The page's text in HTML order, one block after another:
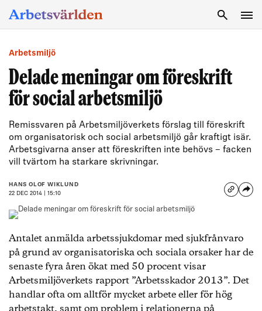
Arbetsmiljö
Delade meningar om föreskrift
för social arbetsmiljö
Remissvaren på Arbetsmiljöverkets förslag till föreskrift
om organisatorisk och social arbetsmiljö går kraftigt isär.
Arbetsgivarna anser att föreskriften inte behövs – facken
vill tvärtom ha starkare skrivningar.
HANS OLOF WIKLUND
22 DEC 2014 | 15:10
Antalet anmälda arbetssjukdomar med sjukfrånvaro
på grund av organisatoriska och sociala orsaker har de
senaste fyra åren ökat med 50 procent visar
Arbetsmiljöverkets rapport ”Arbetsskador 2013”. Det
handlar ofta om alltför mycket arbete eller för hög